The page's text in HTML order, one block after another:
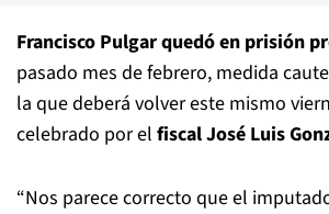
Francisco Pulgar quedó en prisión
pasado mes de febrero, medida
la que deberá volver este mismo
celebrado por el fiscal José Luis
“Nos parece correcto que el